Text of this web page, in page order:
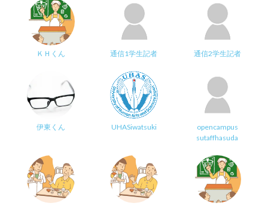
ＫＨくん 通信1学生記者 通信2学生記者
伊東くん UHASiwatsuki
opencampus
sutaffhasuda